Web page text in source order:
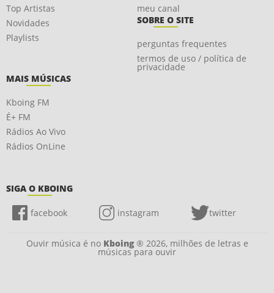
Top Artistas
Novidades
Playlists
meu canal
SOBRE O SITE
perguntas frequentes
termos de uso / política de
privacidade
MAIS MÚSICAS
Kboing FM
É+ FM
Rádios Ao Vivo
Rádios OnLine
SIGA O KBOING
facebook instagram twitter
Ouvir música é no Kboing® 2026, milhões de letras e
músicas para ouvir